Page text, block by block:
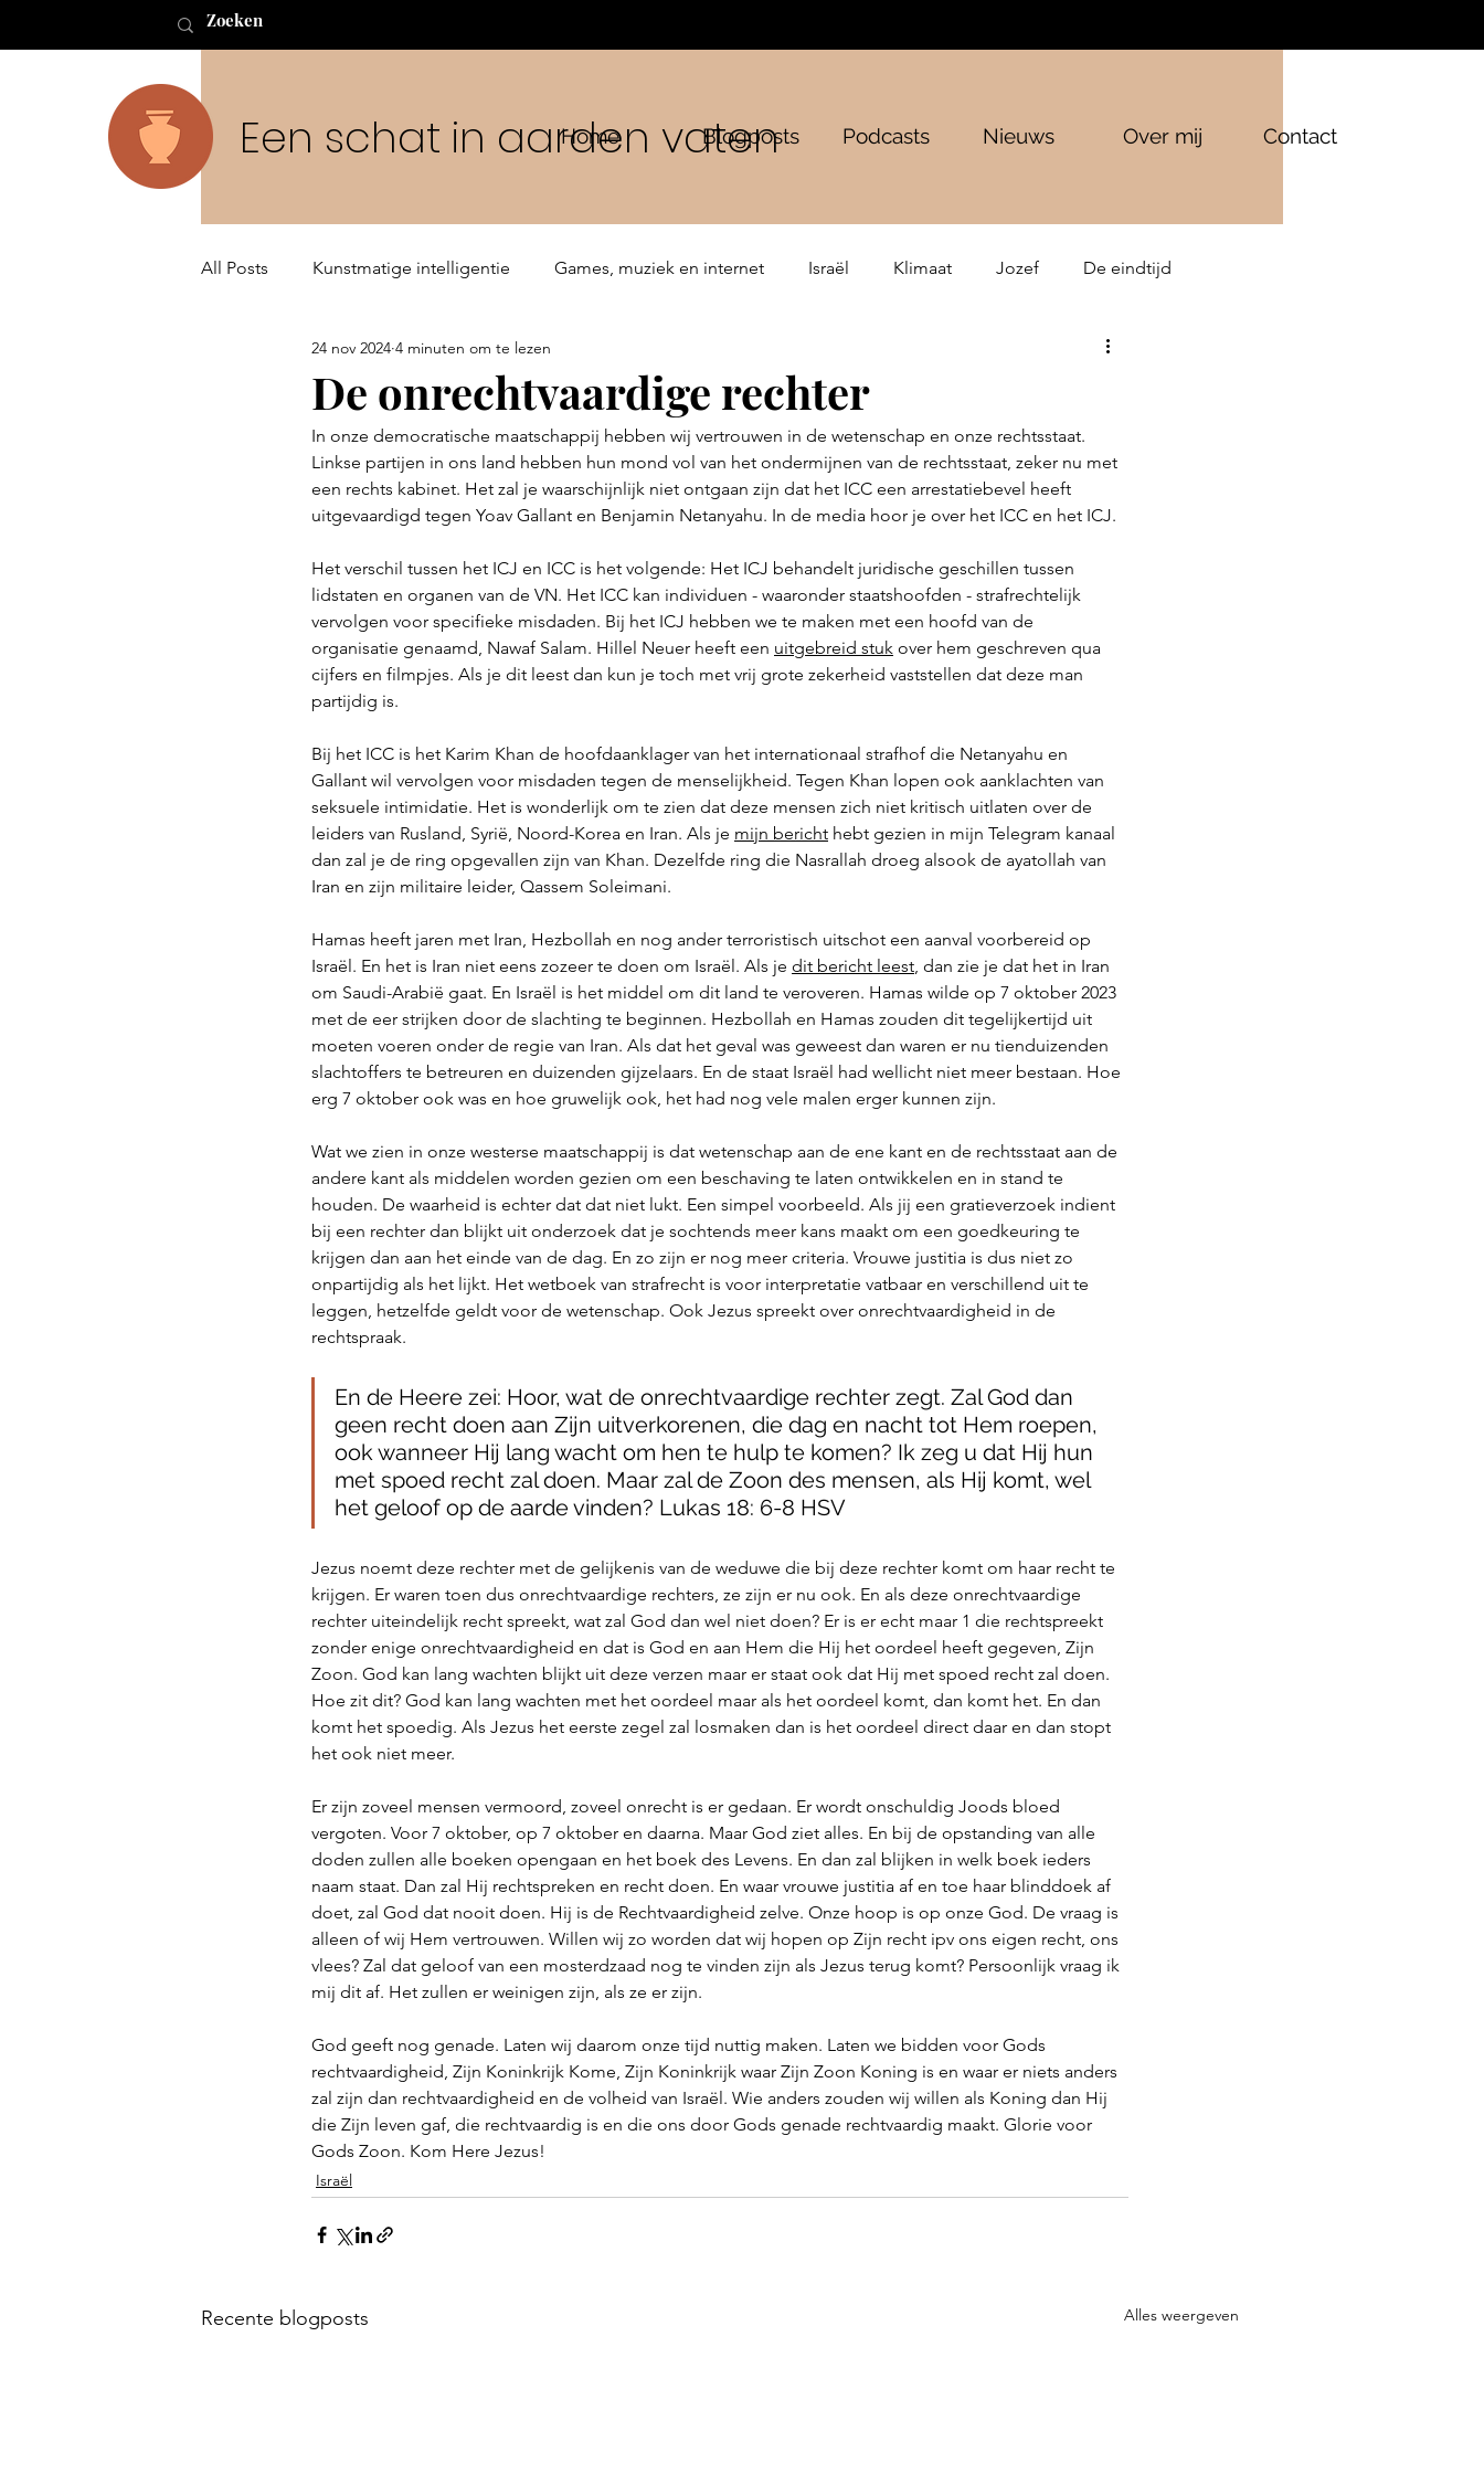
Een schat in aarden vaten
Home Blogposts Podcasts Nieuws Over mij Contact
All Posts Kunstmatige intelligentie Games, muziek en internet Israël Klimaat Jozef De eindtijd
Buitenaards leven en de Schepping
De onrechtvaardige rechter
24 nov 2024 4 minuten om te lezen
In onze democratische maatschappij hebben wij vertrouwen in de wetenschap en onze rechtsstaat.
Linkse partijen in ons land hebben hun mond vol van het ondermijnen van de rechtsstaat, zeker nu met
een rechts kabinet. Het zal je waarschijnlijk niet ontgaan zijn dat het ICC een arrestatiebevel heeft
uitgevaardigd tegen Yoav Gallant en Benjamin Netanyahu. In de media hoor je over het ICC en het ICJ.
Het verschil tussen het ICJ en ICC is het volgende: Het ICJ behandelt juridische geschillen tussen
lidstaten en organen van de VN. Het ICC kan individuen - waaronder staatshoofden - strafrechtelijk
vervolgen voor specifieke misdaden. Bij het ICJ hebben we te maken met een hoofd van de
organisatie genaamd, Nawaf Salam. Hillel Neuer heeft een uitgebreid stuk over hem geschreven qua
cijfers en filmpjes. Als je dit leest dan kun je toch met vrij grote zekerheid vaststellen dat deze man
partijdig is.
Bij het ICC is het Karim Khan de hoofdaanklager van het internationaal strafhof die Netanyahu en
Gallant wil vervolgen voor misdaden tegen de menselijkheid. Tegen Khan lopen ook aanklachten van
seksuele intimidatie. Het is wonderlijk om te zien dat deze mensen zich niet kritisch uitlaten over de
leiders van Rusland, Syrië, Noord-Korea en Iran. Als je mijn bericht hebt gezien in mijn Telegram kanaal
dan zal je de ring opgevallen zijn van Khan. Dezelfde ring die Nasrallah droeg alsook de ayatollah van
Iran en zijn militaire leider, Qassem Soleimani.
Hamas heeft jaren met Iran, Hezbollah en nog ander terroristisch uitschot een aanval voorbereid op
Israël. En het is Iran niet eens zozeer te doen om Israël. Als je dit bericht leest, dan zie je dat het in Iran
om Saudi-Arabië gaat. En Israël is het middel om dit land te veroveren. Hamas wilde op 7 oktober 2023
met de eer strijken door de slachting te beginnen. Hezbollah en Hamas zouden dit tegelijkertijd uit
moeten voeren onder de regie van Iran. Als dat het geval was geweest dan waren er nu tienduizenden
slachtoffers te betreuren en duizenden gijzelaars. En de staat Israël had wellicht niet meer bestaan. Hoe
erg 7 oktober ook was en hoe gruwelijk ook, het had nog vele malen erger kunnen zijn.
Wat we zien in onze westerse maatschappij is dat wetenschap aan de ene kant en de rechtsstaat aan de
andere kant als middelen worden gezien om een beschaving te laten ontwikkelen en in stand te
houden. De waarheid is echter dat dat niet lukt. Een simpel voorbeeld. Als jij een gratieverzoek indient
bij een rechter dan blijkt uit onderzoek dat je sochtends meer kans maakt om een goedkeuring te
krijgen dan aan het einde van de dag. En zo zijn er nog meer criteria. Vrouwe justitia is dus niet zo
onpartijdig als het lijkt. Het wetboek van strafrecht is voor interpretatie vatbaar en verschillend uit te
leggen, hetzelfde geldt voor de wetenschap. Ook Jezus spreekt over onrechtvaardigheid in de
rechtspraak.
En de Heere zei: Hoor, wat de onrechtvaardige rechter zegt. Zal God dan
geen recht doen aan Zijn uitverkorenen, die dag en nacht tot Hem roepen,
ook wanneer Hij lang wacht om hen te hulp te komen? Ik zeg u dat Hij hun
met spoed recht zal doen. Maar zal de Zoon des mensen, als Hij komt, wel
het geloof op de aarde vinden? Lukas 18: 6-8 HSV
Jezus noemt deze rechter met de gelijkenis van de weduwe die bij deze rechter komt om haar recht te
krijgen. Er waren toen dus onrechtvaardige rechters, ze zijn er nu ook. En als deze onrechtvaardige
rechter uiteindelijk recht spreekt, wat zal God dan wel niet doen? Er is er echt maar 1 die rechtspreekt
zonder enige onrechtvaardigheid en dat is God en aan Hem die Hij het oordeel heeft gegeven, Zijn
Zoon. God kan lang wachten blijkt uit deze verzen maar er staat ook dat Hij met spoed recht zal doen.
Hoe zit dit? God kan lang wachten met het oordeel maar als het oordeel komt, dan komt het. En dan
komt het spoedig. Als Jezus het eerste zegel zal losmaken dan is het oordeel direct daar en dan stopt
het ook niet meer.
Er zijn zoveel mensen vermoord, zoveel onrecht is er gedaan. Er wordt onschuldig Joods bloed
vergoten. Voor 7 oktober, op 7 oktober en daarna. Maar God ziet alles. En bij de opstanding van alle
doden zullen alle boeken opengaan en het boek des Levens. En dan zal blijken in welk boek ieders
naam staat. Dan zal Hij rechtspreken en recht doen. En waar vrouwe justitia af en toe haar blinddoek af
doet, zal God dat nooit doen. Hij is de Rechtvaardigheid zelve. Onze hoop is op onze God. De vraag is
alleen of wij Hem vertrouwen. Willen wij zo worden dat wij hopen op Zijn recht ipv ons eigen recht, ons
vlees? Zal dat geloof van een mosterdzaad nog te vinden zijn als Jezus terug komt? Persoonlijk vraag ik
mij dit af. Het zullen er weinigen zijn, als ze er zijn.
God geeft nog genade. Laten wij daarom onze tijd nuttig maken. Laten we bidden voor Gods
rechtvaardigheid, Zijn Koninkrijk Kome, Zijn Koninkrijk waar Zijn Zoon Koning is en waar er niets anders
zal zijn dan rechtvaardigheid en de volheid van Israël. Wie anders zouden wij willen als Koning dan Hij
die Zijn leven gaf, die rechtvaardig is en die ons door Gods genade rechtvaardig maakt. Glorie voor
Gods Zoon. Kom Here Jezus!
Israël
Recente blogposts Alles weergeven